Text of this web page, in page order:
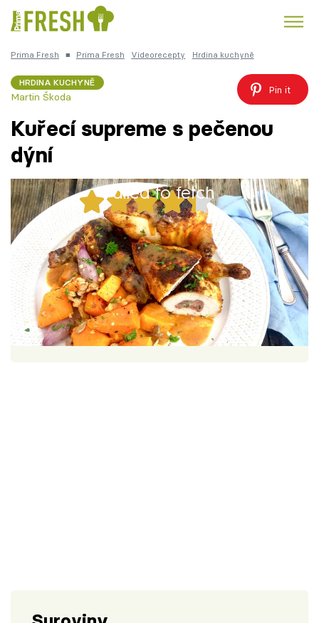
Česká kuchyně
Témata
Recepty
Články
TV Program
Škola vaření
Prima Fresh ■ Prima Fresh Videorecepty Hrdina kuchyně
HRDINA KUCHYNĚ
Martin Škoda
Pin it
Kuřecí supreme s pečenou
dýní
Failed to fetch
24x
Připravte si doma kuřecí supreme s pečenou
dýní. Jak na to?
1 porce 30 minut